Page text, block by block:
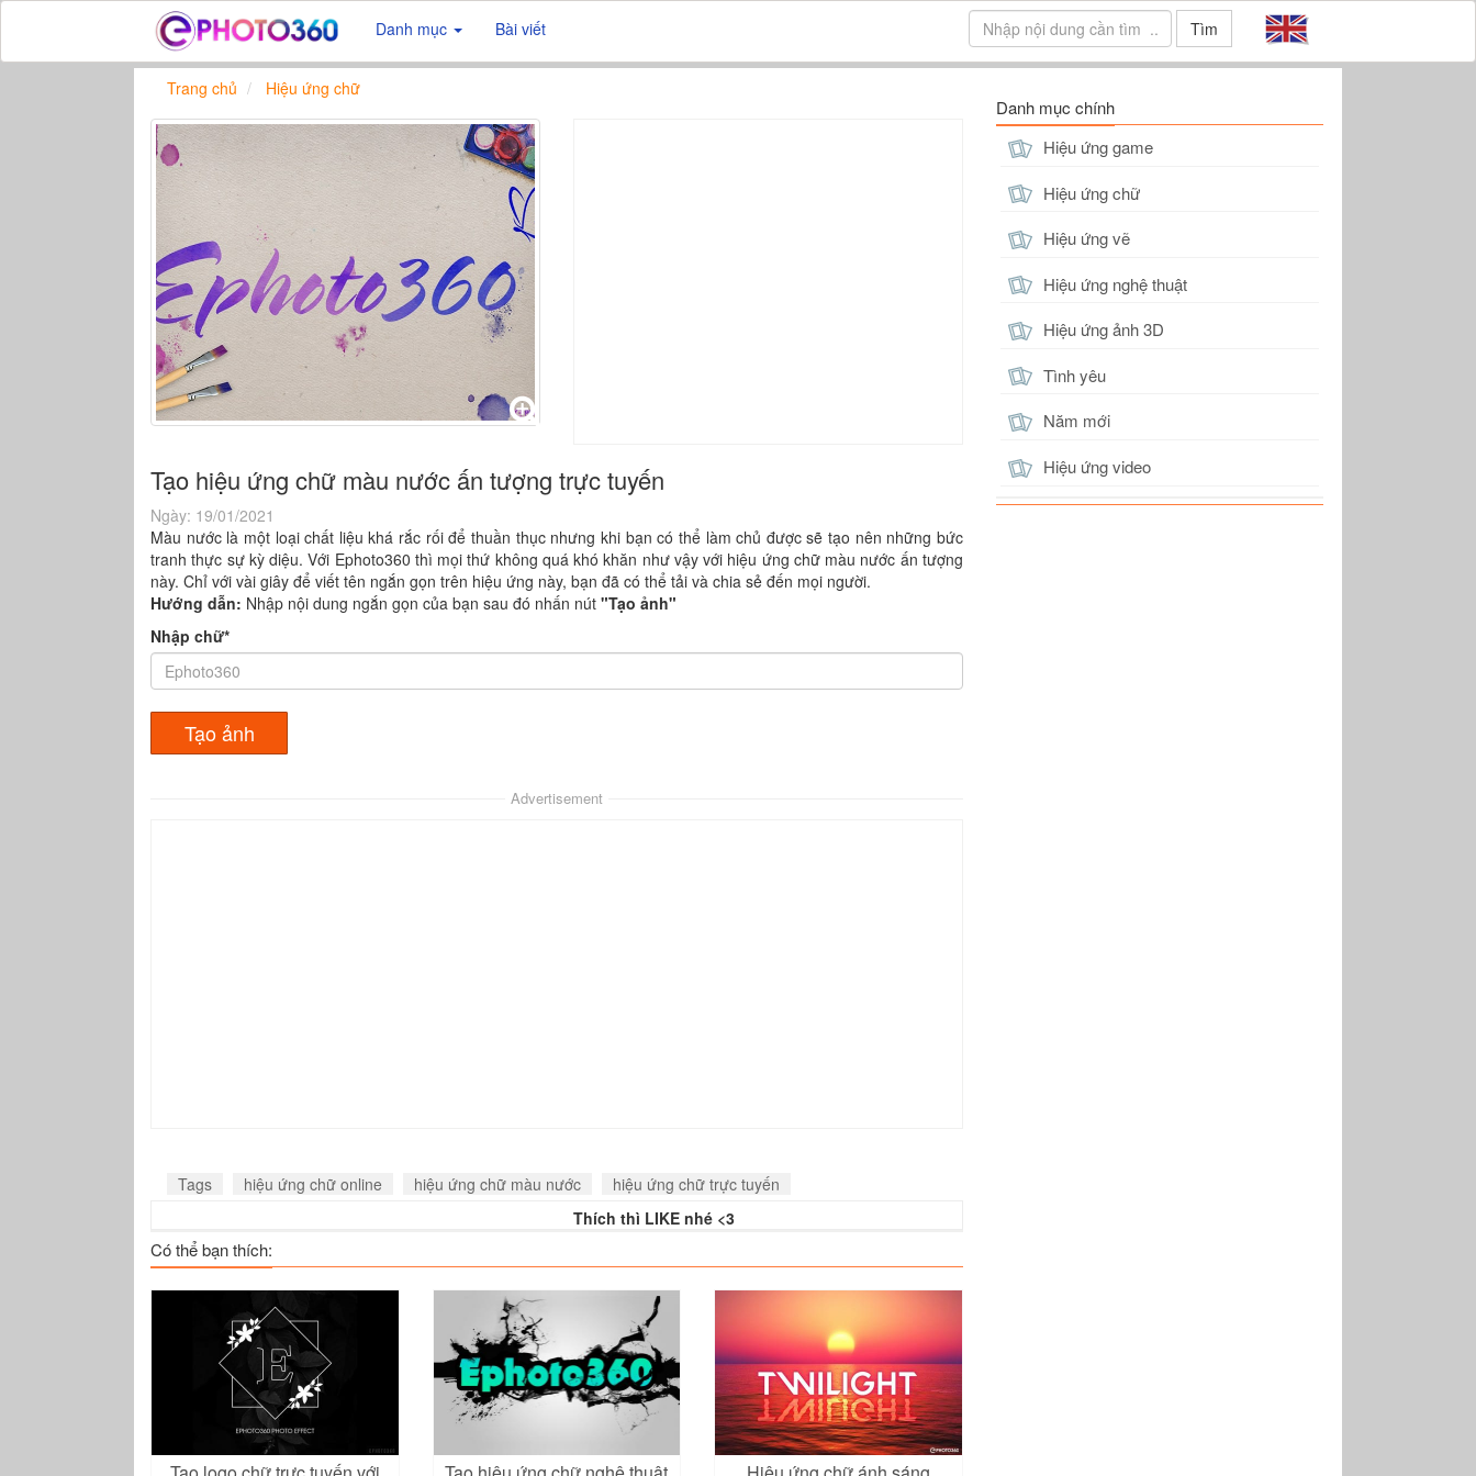
Danh mục Bài viết Tìm
Trang chủ Hiệu ứng chữ
Tạo hiệu ứng chữ màu nước ấn tượng trực tuyến
Ngày: 19/01/2021
Màu nước là một loại chất liệu khá rắc rối để thuần thục nhưng khi bạn có thể làm chủ được sẽ tạo nên những bức
tranh thực sự kỳ diệu. Với Ephoto360 thì mọi thứ không quá khó khăn như vậy với hiệu ứng chữ màu nước ấn tượng
này. Chỉ với vài giây để viết tên ngắn gọn trên hiệu ứng này, bạn đã có thể tải và chia sẻ đến mọi người.
Hướng dẫn: Nhập nội dung ngắn gọn của bạn sau đó nhấn nút "Tạo ảnh"
Nhập chữ*
Advertisement
Tags hiệu ứng chữ online hiệu ứng chữ màu nước
hiệu ứng chữ trực tuyến
Thích thì LIKE nhé <3
Có thể bạn thích:
Danh mục chính
Hiệu ứng game
Hiệu ứng chữ
Hiệu ứng vẽ
Hiệu ứng nghệ thuật
Hiệu ứng ảnh 3D
Tình yêu
Năm mới
Hiệu ứng video